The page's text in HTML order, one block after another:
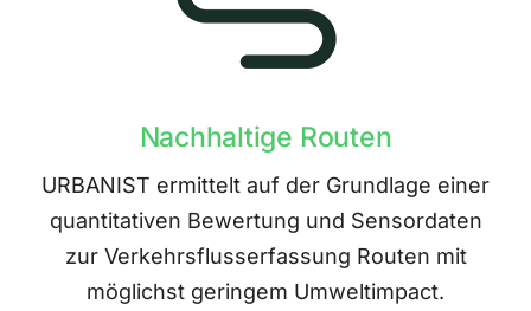
Nachhaltige Routen
URBANIST ermittelt auf der Grundlage einer
quantitativen Bewertung und Sensordaten
zur Verkehrsflusserfassung Routen mit
möglichst geringem Umweltimpact.